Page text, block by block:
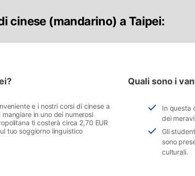
cinese (mandarino) a Taipei:
e i nostri corsi di cinese a
in uno dei numerosi
ti costerà circa 2,70 EUR
tuo soggiorno linguistico
Quali sono i
In questa
dei
Gli
sono
culturali.